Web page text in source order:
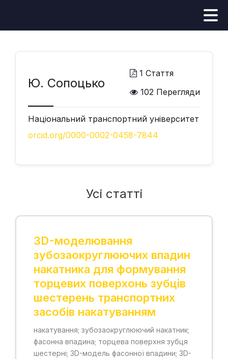
Ю. Сопоцько
1 Стаття
102 Перегляди
Національний транспортний університет
orcid.org/0000-0002-0458-7844
Усі статті
3D-моделювання
зубозаокруглюючих впадин
накатника для формування
торцевих поверхонь зубців
шестерень транспортних
засобів накатуванням
накатування; зубозаокруглюючий накатник;
фасонна впадина; торцева поверхня зубця
шестерні; 3D-модель фасонної впадини; 3D-